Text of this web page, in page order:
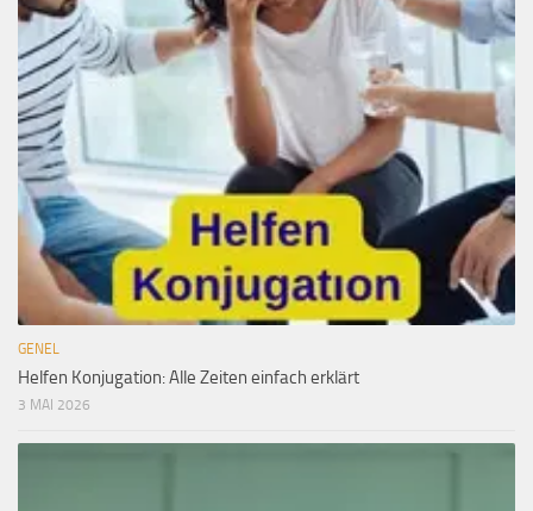
GENEL
Helfen Konjugation: Alle Zeiten einfach erklärt
3 MAI 2026